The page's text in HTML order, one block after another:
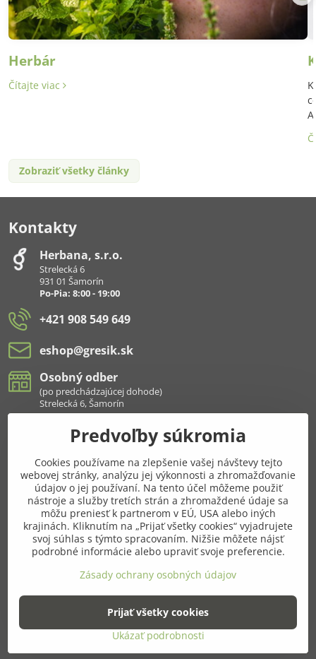
Herbár
Čítajte viac
Zobraziť všetky články
Kontakty
Herbana, s​.r​.o​.
Strelecká 6
931 01 Šamorín
Po-Pia: 8:00 - 19:00
+421 908 549 649
eshop​@gresik​.sk
Osobný odber
(po predchádzajúcej dohode)
Strelecká 6, Šamorín
Všetko k nákupu
Pridajte sa k nám aj na sieťach
Facebook Instagram
Najnavštevovanejšie kategórie
Ďalšie kategórie
©2026Copyright
Predvoľby súkromiaZásady ochrany osobných údajov
Vytvorené pomocou:BiznisWeb.sk
Predvoľby súkromia
Cookies používame na zlepšenie vašej návštevy tejto
webovej stránky, analýzu jej výkonnosti a zhromažďovanie
údajov o jej používaní. Na tento účel môžeme použiť
nástroje a služby tretích strán a zhromaždené údaje sa
môžu preniesť k partnerom v EÚ, USA alebo iných
krajinách. Kliknutím na „Prijať všetky cookies“ vyjadrujete
svoj súhlas s týmto spracovaním. Nižšie môžete nájsť
podrobné informácie alebo upraviť svoje preferencie.
Zásady ochrany osobných údajov
Ukázať podrobnosti
Prijať všetky cookies